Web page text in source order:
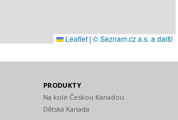
Leaflet | © Seznam.cz a.s. a další
PRODUKTY
Na kole Českou Kanadou
Dětská Kanada